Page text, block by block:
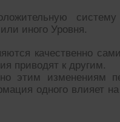
систему
иного Уровня.
качественно
приводят к другим.
этим изменениям
одного влияет